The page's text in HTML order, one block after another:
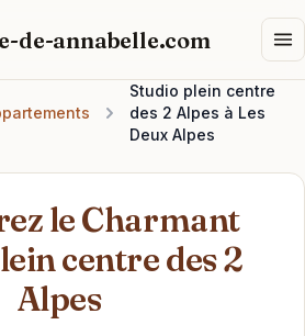
de-annabelle.com
Studio plein centre
des 2 Alpes à Les
Deux Alpes
le Charmant
centre des 2
Alpes